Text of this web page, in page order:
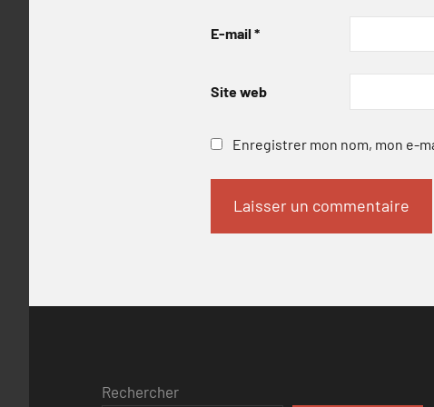
E-mail *
Site web
Enregistrer mon nom, mon e-
Rechercher